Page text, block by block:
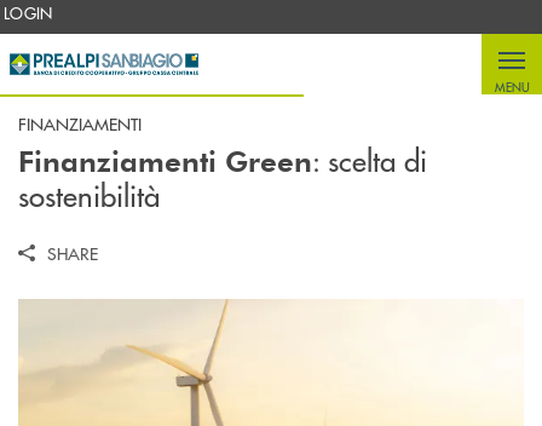
Salta al contenuto principale
LOGIN
MENU
FINANZIAMENTI
Finanziamenti Green: scelta di
sostenibilità
SHARE